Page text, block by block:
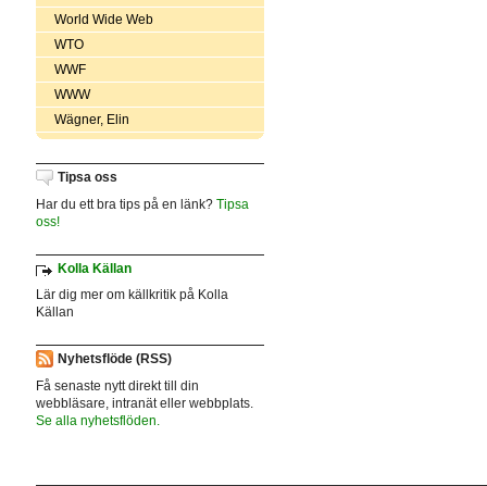
World Wide Web
WTO
WWF
WWW
Wägner, Elin
Tipsa oss
Har du ett bra tips på en länk? Tipsa
oss!
Kolla Källan
Lär dig mer om källkritik på Kolla
Källan
Nyhetsflöde (RSS)
Få senaste nytt direkt till din
webbläsare, intranät eller webbplats.
Se alla nyhetsflöden.